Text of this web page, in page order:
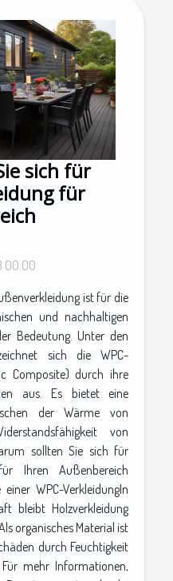
sich für
für
00:00
ist für die
und nachhaltigen
Bedeutung. Unter den
sich die WPC-
Composite) durch ihre
aus. Es bietet eine
der Wärme von
von
sollten Sie sich für
Ihren Außenbereich
WPC-VerkleidungIn
bleibt Holzverkleidung
organisches Material ist
durch Feuchtigkeit
mehr Informationen,